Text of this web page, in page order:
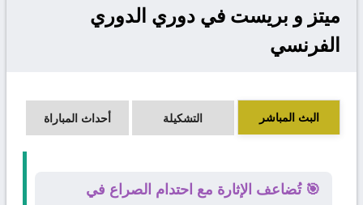
ميتز و بريست في دوري الدوري
الفرنسي
البث المباشر التشكيلة أحداث المباراة
🎯 تُضاعف الإثارة مع احتدام الصراع في